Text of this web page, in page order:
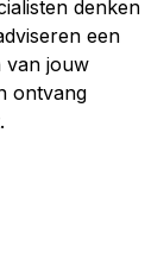
denken
een
van jouw
ontvang